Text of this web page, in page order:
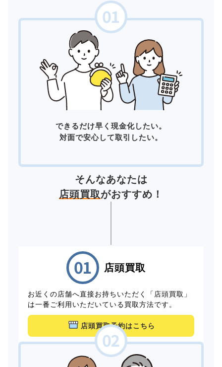
できるだけ早く現金化したい。
対面で安心して取引したい。
そんなあなたは
店頭買取がおすすめ！
店頭買取
お近くの店舗へ直接お持ちいただく「店頭買取」
は一番ご利用いただいている買取方法です。
店頭買取予約はこちら